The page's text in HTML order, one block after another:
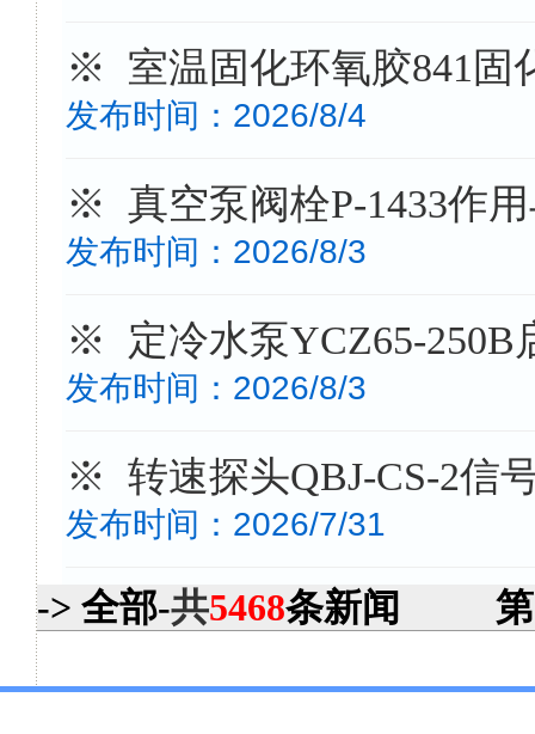
※ 室温固化环氧胶841固
发布时间：2026/8/4
※ 真空泵阀栓P-1433作
发布时间：2026/8/3
※ 定冷水泵YCZ65-250B
发布时间：2026/8/3
※ 转速探头QBJ-CS-2信
发布时间：2026/7/31
-> 全部-共5468条新闻 第